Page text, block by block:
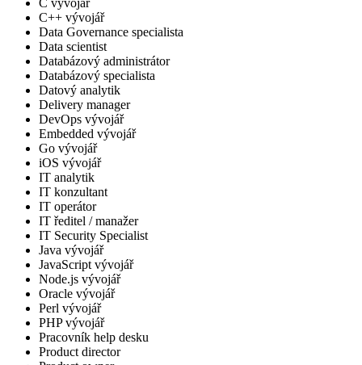
C vývojář
C++ vývojář
Data Governance specialista
Data scientist
Databázový administrátor
Databázový specialista
Datový analytik
Delivery manager
DevOps vývojář
Embedded vývojář
Go vývojář
iOS vývojář
IT analytik
IT konzultant
IT operátor
IT ředitel / manažer
IT Security Specialist
Java vývojář
JavaScript vývojář
Node.js vývojář
Oracle vývojář
Perl vývojář
PHP vývojář
Pracovník help desku
Product director